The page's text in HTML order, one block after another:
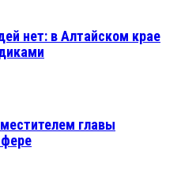
нет: в Алтайском крае
главы